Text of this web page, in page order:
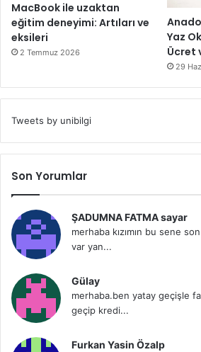
MacBook ile uzaktan
eğitim deneyimi: Artıları ve
eksileri
2 Temmuz 2026
Yaz
Ücret
29
Tweets by unibilgi
Son Yorumlar
ŞADUMNA FATMA sayar
merhaba kızımın bu sene
var yan...
Gülay
merhaba.ben yatay geçişle
geçip kredi...
Furkan Yasin Özalp